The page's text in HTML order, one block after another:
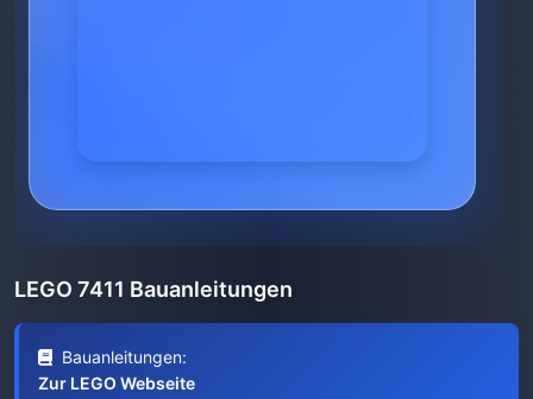
LEGO 7411 Bauanleitungen
Bauanleitungen:
Zur LEGO Webseite